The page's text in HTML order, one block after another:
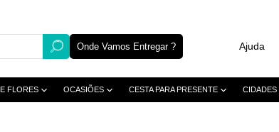
Onde Vamos Entregar ? Ajuda
FLORES OCASIÕES CESTA PARA PRESENTE CIDADES